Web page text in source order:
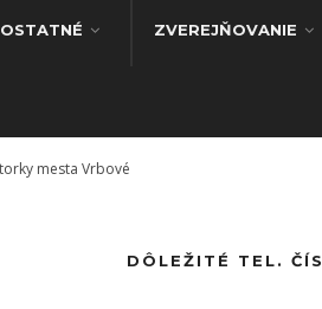
OSTATNÉ ZVEREJŇOVANIE
mesta Vrbové
DÔLEŽITÉ TEL.